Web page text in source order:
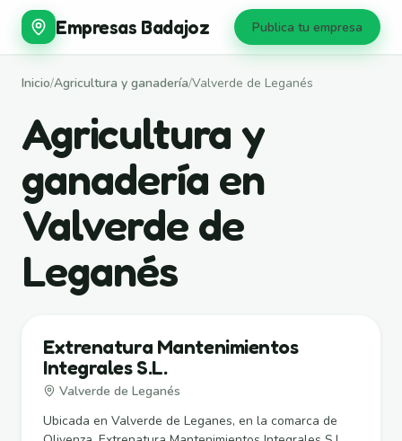
Empresas Badajoz Publica tu empresa
Inicio/Agricultura y ganadería/Valverde de Leganés
Agricultura y
ganadería en
Valverde de
Leganés
Extrenatura Mantenimientos
Integrales S.L.
Valverde de Leganés
Ubicada en Valverde de Leganes, en la comarca de